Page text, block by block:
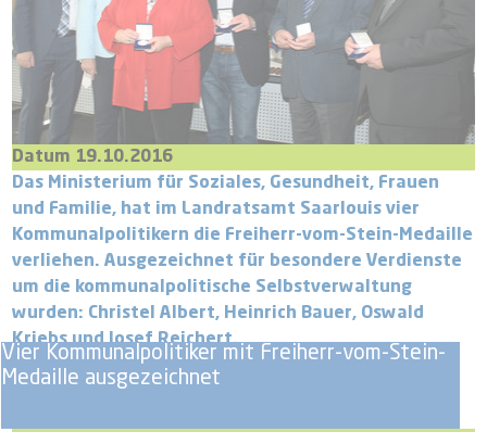
Vier Kommunalpolitiker mit Freiherr-vom-Stein-
Medaille ausgezeichnet
Datum 19.10.2016
Das Ministerium für Soziales, Gesundheit, Frauen
und Familie, hat im Landratsamt Saarlouis vier
Kommunalpolitikern die Freiherr-vom-Stein-Medaille
verliehen. Ausgezeichnet für besondere Verdienste
um die kommunalpolitische Selbstverwaltung
wurden: Christel Albert, Heinrich Bauer, Oswald
Kriebs und Josef Reichert.